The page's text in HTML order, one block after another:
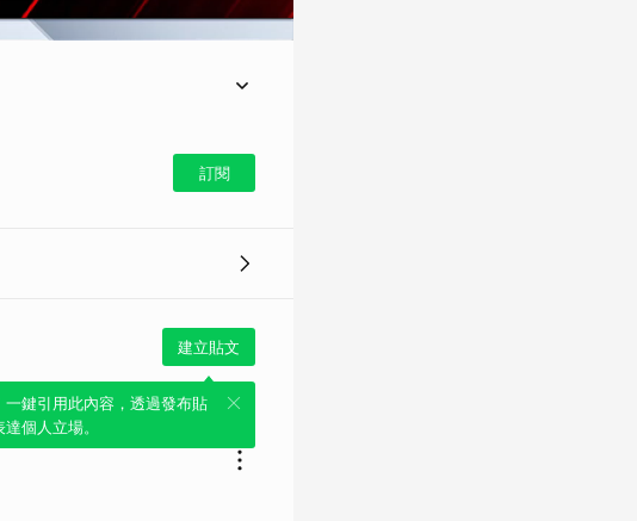
，其中經過徹夜搜救，順利解救出
的乖巧模樣，讓人相當心疼。訂閱
建立貼文
一鍵引用此內容，透過發布貼
個人立場。